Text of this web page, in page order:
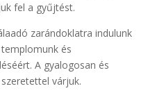
fel a gyűjtést.
zarándoklatra indulunk
és
A gyalogosan és
várjuk.